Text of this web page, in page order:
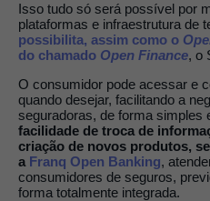
Isso tudo só será possível por
plataformas e infraestrutura de
possibilita, assim como o
do chamado Open Finance, o
O consumidor pode acessar e
quando desejar, facilitando a
seguradoras, de forma simples
facilidade de troca de
criação de novos produtos,
a Franq Open Banking,
consumidores de seguros,
forma totalmente integrada.